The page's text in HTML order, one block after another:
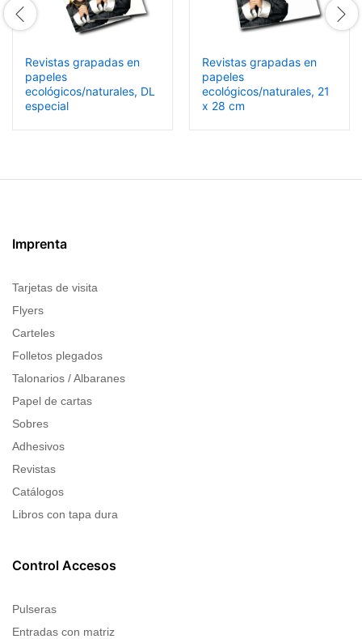
Revistas grapadas en
papeles
ecológicos/naturales, DL
especial
Revistas grapadas en
papeles
ecológicos/naturales, 21
x 28 cm
Imprenta
Tarjetas de visita
Flyers
Carteles
Folletos plegados
Talonarios / Albaranes
Papel de cartas
Sobres
Adhesivos
Revistas
Catálogos
Libros con tapa dura
Control Accesos
Pulseras
Entradas con matriz